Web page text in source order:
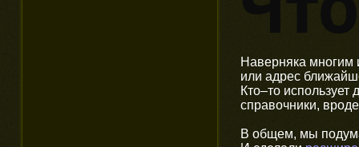
Наверняка многим
или адрес
Кто–то
справочники,
В общем, мы